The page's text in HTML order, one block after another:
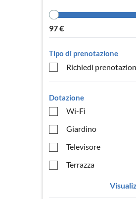
97€
Tipo di prenotazione
Richiedi
Dotazione
Wi-Fi
Giardino
Televisore
Terrazza